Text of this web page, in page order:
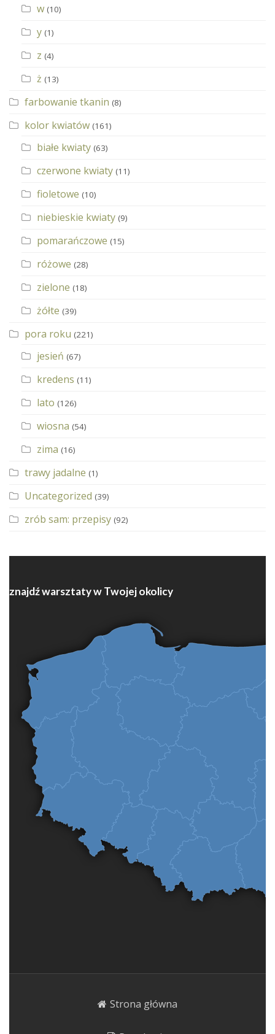
w (10)
y (1)
z (4)
ż (13)
farbowanie tkanin (8)
kolor kwiatów (161)
białe kwiaty (63)
czerwone kwiaty (11)
fioletowe (10)
niebieskie kwiaty (9)
pomarańczowe (15)
różowe (28)
zielone (18)
żółte (39)
pora roku (221)
jesień (67)
kredens (11)
lato (126)
wiosna (54)
zima (16)
trawy jadalne (1)
Uncategorized (39)
zrób sam: przepisy (92)
znajdź warsztaty w Twojej okolicy
Strona główna